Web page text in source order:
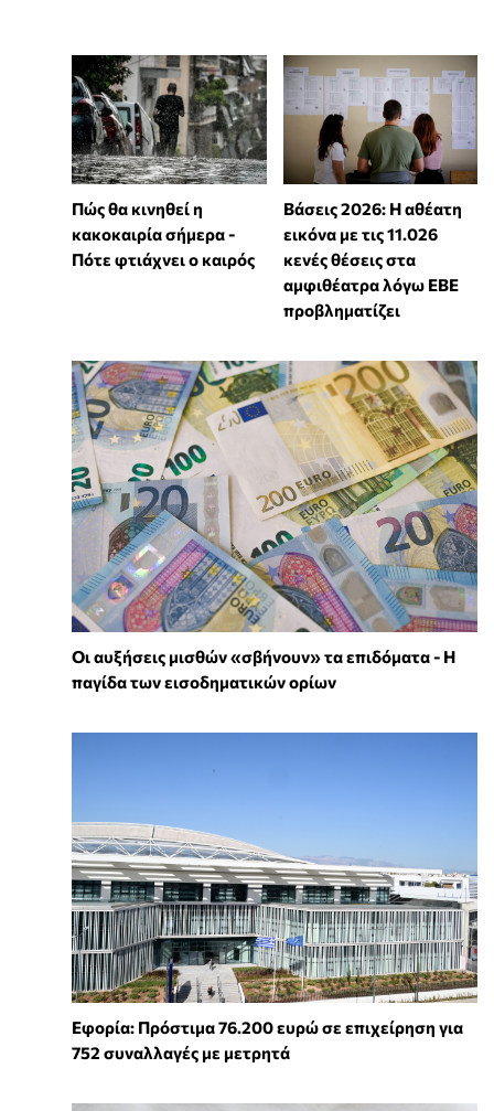
Πώς θα κινηθεί η
κακοκαιρία σήμερα -
Πότε φτιάχνει ο καιρός
Βάσεις 2026: Η αθέατη
εικόνα με τις 11.026
κενές θέσεις στα
αμφιθέατρα λόγω ΕΒΕ
προβληματίζει
Οι αυξήσεις μισθών «σβήνουν» τα επιδόματα - Η
παγίδα των εισοδηματικών ορίων
Εφορία: Πρόστιμα 76.200 ευρώ σε επιχείρηση για
752 συναλλαγές με μετρητά